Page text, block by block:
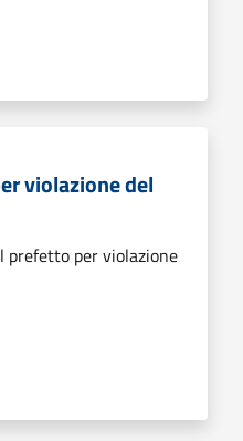
violazione del
prefetto per violazione